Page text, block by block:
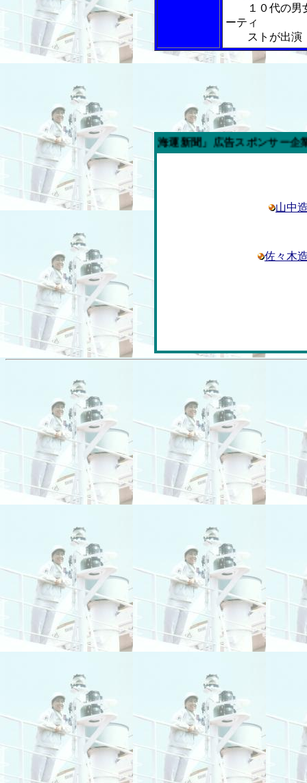
１０代の
ーティ
ストが出演
週の「内航海運新聞」広告スポンサー企業
山中
佐々木